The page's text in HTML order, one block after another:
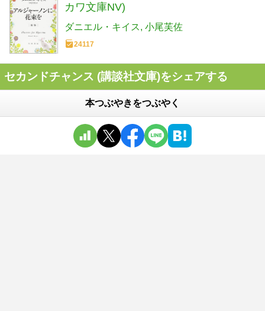
カワ文庫NV)
ダニエル・キイス 小尾芙佐
24117
セカンドチャンス (講談社文庫)をシェアする
本つぶやきをつぶやく